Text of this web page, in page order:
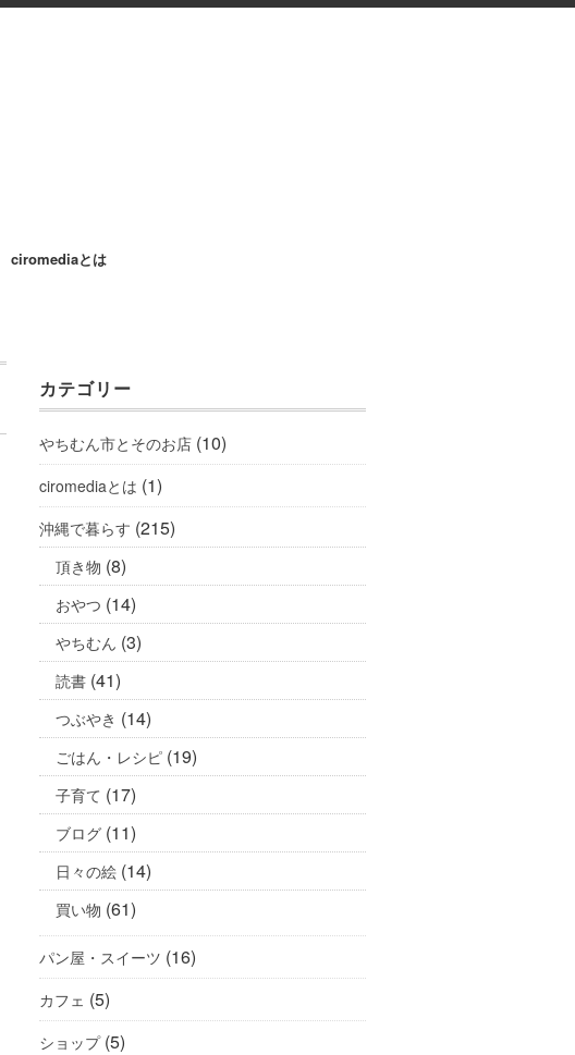
ciromediaとは
カテゴリー
やちむん市とそのお店 (10)
ciromediaとは (1)
沖縄で暮らす (215)
頂き物 (8)
おやつ (14)
やちむん (3)
読書 (41)
つぶやき (14)
ごはん・レシピ (19)
子育て (17)
ブログ (11)
日々の絵 (14)
買い物 (61)
パン屋・スイーツ (16)
カフェ (5)
ショップ(5)